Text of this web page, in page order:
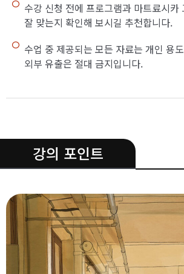
수강 신청 전에 프로그램과 마트료시카
잘 맞는지 확인해 보시길 추천합니다.
수업 중 제공되는 모든 자료는 개인 용
외부 유출은 절대 금지입니다.
강의 포인트